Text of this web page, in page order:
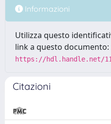
Informazioni
Utilizza questo
link a questo documento:
https://hdl.handle.net/
Citazioni